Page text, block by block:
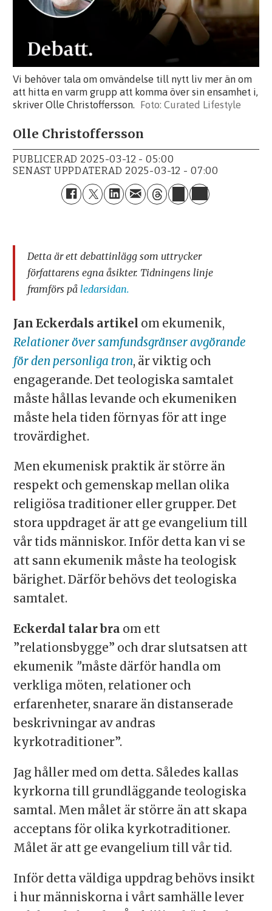
Vi behöver tala om omvändelse till nytt liv mer än om
att hitta en varm grupp att komma över sin ensamhet i,
skriver Olle Christoffersson.
Curated Lifestyle
Olle Christoffersson
PUBLICERAD
2025-03-12 - 05:00
SENAST UPPDATERAD
2025-03-12 - 07:00
Detta är ett debattinlägg som uttrycker
författarens egna åsikter. Tidningens linje
framförs påledarsidan.
Jan Eckerdals artikel om ekumenik,
Relationer över samfundsgränser avgörande
för den personliga tron, är viktig och
engagerande. Det teologiska samtalet
måste hållas levande och ekumeniken
måste hela tiden förnyas för att inge
trovärdighet.
Men ekumenisk praktik är större än
respekt och gemenskap mellan olika
religiösa traditioner eller grupper. Det
stora uppdraget är att ge evangelium till
vår tids människor. Inför detta kan vi se
att sann ekumenik måste ha teologisk
bärighet. Därför behövs det teologiska
samtalet.
Eckerdal talar bra om ett
”relationsbygge” och drar slutsatsen att
ekumenik ”måste därför handla om
verkliga möten, relationer och
erfarenheter, snarare än distanserade
beskrivningar av andras
kyrkotraditioner”.
Jag håller med om detta. Således kallas
kyrkorna till grundläggande teologiska
samtal. Men målet är större än att skapa
acceptans för olika kyrkotraditioner.
Målet är att ge evangelium till vår tid.
Inför detta väldiga uppdrag behövs insikt
i hur människorna i vårt samhälle lever